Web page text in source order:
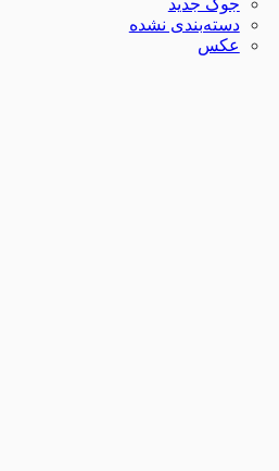
جوک جدید
دسته‌بندی نشده
عکس